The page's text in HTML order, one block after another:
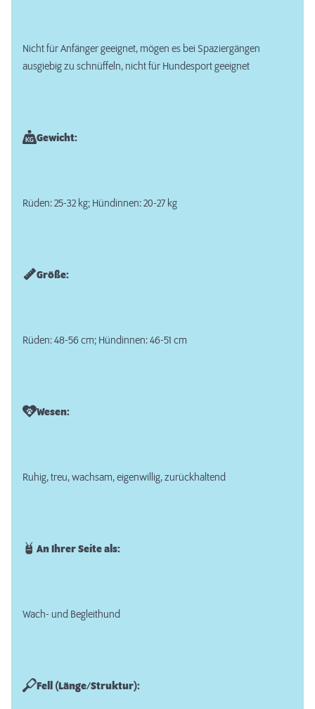
Nicht für Anfänger geeignet, mögen es bei Spaziergängen
ausgiebig zu schnüffeln, nicht für Hundesport geeignet
Gewicht:
Rüden: 25-32 kg; Hündinnen: 20-27 kg
Größe:
Rüden: 48-56 cm; Hündinnen: 46-51 cm
Wesen:
Ruhig, treu, wachsam, eigenwillig, zurückhaltend
An Ihrer Seite als:
Wach- und Begleithund
Fell (Länge/Struktur):